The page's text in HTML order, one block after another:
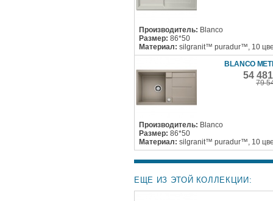
Производитель: Blanco
Размер: 86*50
Материал: silgranit™ puradur™, 10
BLANCO
54
79
Производитель: Blanco
Размер: 86*50
Материал: silgranit™ puradur™, 10
ЕЩЕ ИЗ ЭТОЙ КОЛЛЕКЦИИ: